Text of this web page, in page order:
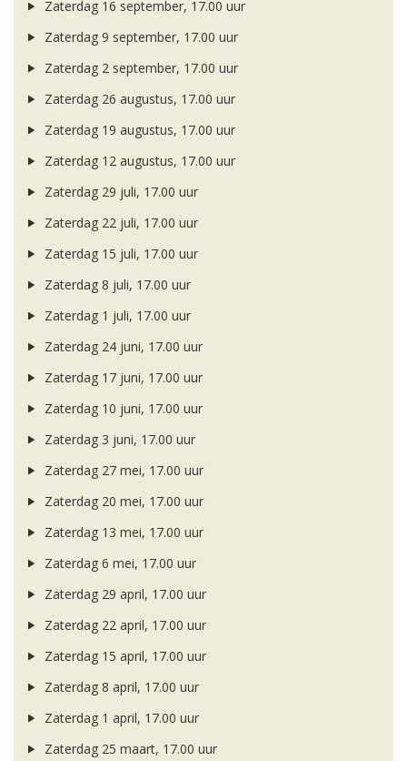
Zaterdag 16 september, 17.00 uur
Zaterdag 9 september, 17.00 uur
Zaterdag 2 september, 17.00 uur
Zaterdag 26 augustus, 17.00 uur
Zaterdag 19 augustus, 17.00 uur
Zaterdag 12 augustus, 17.00 uur
Zaterdag 29 juli, 17.00 uur
Zaterdag 22 juli, 17.00 uur
Zaterdag 15 juli, 17.00 uur
Zaterdag 8 juli, 17.00 uur
Zaterdag 1 juli, 17.00 uur
Zaterdag 24 juni, 17.00 uur
Zaterdag 17 juni, 17.00 uur
Zaterdag 10 juni, 17.00 uur
Zaterdag 3 juni, 17.00 uur
Zaterdag 27 mei, 17.00 uur
Zaterdag 20 mei, 17.00 uur
Zaterdag 13 mei, 17.00 uur
Zaterdag 6 mei, 17.00 uur
Zaterdag 29 april, 17.00 uur
Zaterdag 22 april, 17.00 uur
Zaterdag 15 april, 17.00 uur
Zaterdag 8 april, 17.00 uur
Zaterdag 1 april, 17.00 uur
Zaterdag 25 maart, 17.00 uur